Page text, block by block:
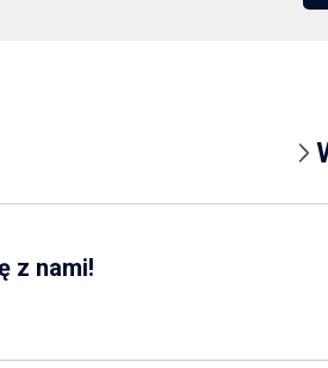
z nami!